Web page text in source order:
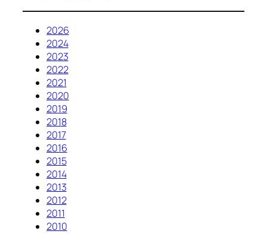
2026
2024
2023
2022
2021
2020
2019
2018
2017
2016
2015
2014
2013
2012
2011
2010